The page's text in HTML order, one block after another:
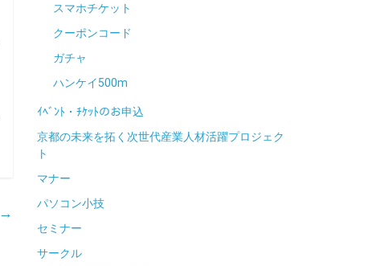
→
スマホチケット
クーポンコード
ガチャ
ハンケイ500m
ｲﾍﾞﾝﾄ・ﾁｹｯﾄのお申込
京都の未来を拓く次世代産業人材活躍プロジェク
ト
マナー
パソコン小技
セミナー
サークル